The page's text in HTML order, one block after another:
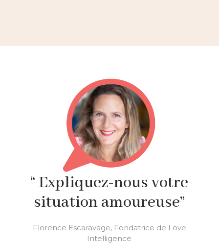
“ Expliquez-nous votre
situation amoureuse”
Florence Escaravage, Fondatrice de Love
Intelligence